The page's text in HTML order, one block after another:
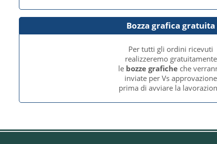
Bozza grafica gratuita
Per tutti gli ordini ricevuti
realizzeremo gratuitamente
le bozze graficheche
inviate per Vs approvazione
prima di avviare la